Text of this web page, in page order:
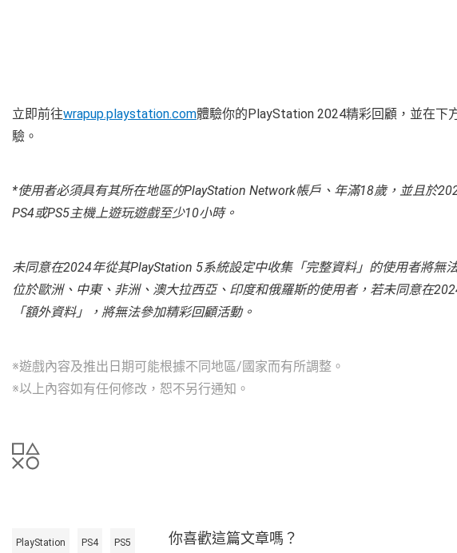
立即前往wrapup.playstation.com體驗你的PlayStation 2024精彩回顧，並在下
驗。
*使用者必須具有其所在地區的PlayStation Network帳戶、年滿18歲，並且於
PS4或PS5主機上遊玩遊戲至少10小時。
未同意在2024年從其PlayStation 5系統設定中收集「完整資料」的使用者將無
位於歐洲、中東、非洲、澳大拉西亞、印度和俄羅斯的使用者，若未同意在
「額外資料」，將無法參加精彩回顧活動。
※遊戲內容及推出日期可能根據不同地區/國家而有所調整。
※以上內容如有任何修改，恕不另行通知。
PlayStation PS4 PS5
你喜歡這篇文章嗎？